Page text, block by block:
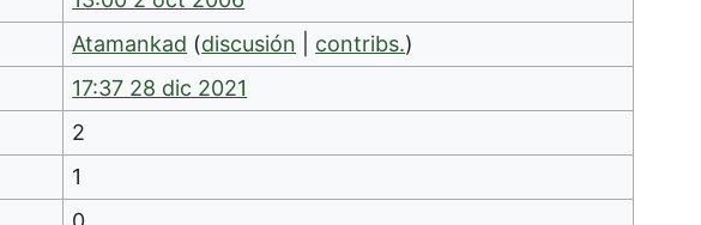
Atamankad (discusión contribs.)
17:37 28 dic 2021
2
1